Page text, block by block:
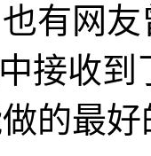
网友
接收
的最